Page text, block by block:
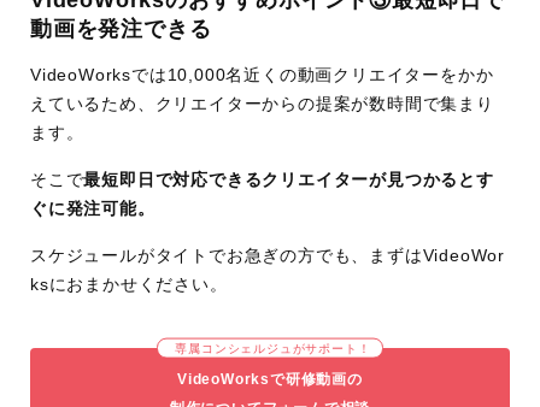
動画を発注できる
VideoWorksでは10,000名近くの動画クリエイターをかか
えているため、クリエイターからの提案が数時間で集まり
ます。
そこで最短即日で対応できるクリエイターが見つかるとす
ぐに発注可能。
スケジュールがタイトでお急ぎの方でも、まずはVideoWor
ksにおまかせください。
専属コンシェルジュがサポート！
VideoWorksで研修動画の